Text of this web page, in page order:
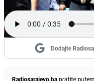
Dodajte
Radiosarajevo.bapratite